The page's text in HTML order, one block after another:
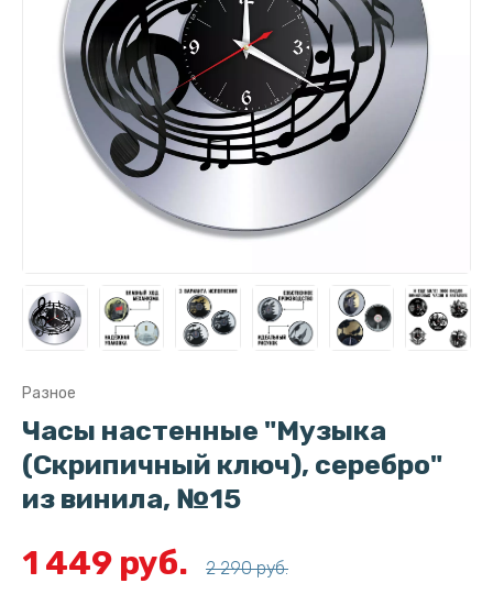
Разное
Часы настенные "Музыка
(Скрипичный ключ), серебро"
из винила, №15
1 449 руб. 2 290 руб.